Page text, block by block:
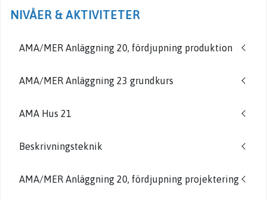
NIVÅER & AKTIVITETER
AMA/MER Anläggning 20, fördjupning produktion
AMA/MER Anläggning 23 grundkurs
AMA Hus 21
Beskrivningsteknik
AMA/MER Anläggning 20, fördjupning projektering